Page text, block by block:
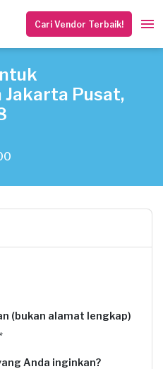
Cari Vendor Terbaik!
Pusat,
(bukan alamat lengkap)
Anda inginkan?